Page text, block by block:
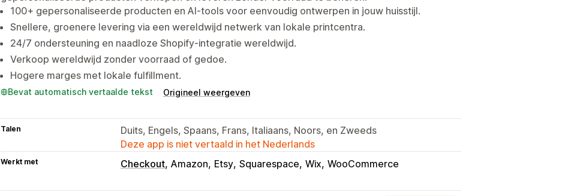
100+ gepersonaliseerde producten en AI-tools voor eenvoudig ontwerpen in jouw huisstijl.
Snellere, groenere levering via een wereldwijd netwerk van lokale printcentra.
24/7 ondersteuning en naadloze Shopify-integratie wereldwijd.
Verkoop wereldwijd zonder voorraad of gedoe.
Hogere marges met lokale fulfillment.
Bevat automatisch vertaalde tekst Origineel weergeven
Talen
Duits, Engels, Spaans, Frans, Italiaans, Noors, en Zweeds
Deze app is niet vertaald in het Nederlands
Werkt met Checkout Amazon Etsy Squarespace Wix WooCommerce